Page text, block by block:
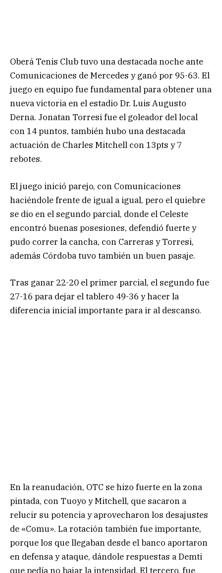
Oberá Tenis Club tuvo una destacada noche ante
Comunicaciones de Mercedes y ganó por 95-63. El
juego en equipo fue fundamental para obtener una
nueva victoria en el estadio Dr. Luis Augusto
Derna. Jonatan Torresi fue el goleador del local
con 14 puntos, también hubo una destacada
actuación de Charles Mitchell con 13pts y 7
rebotes.
El juego inició parejo, con Comunicaciones
haciéndole frente de igual a igual, pero el quiebre
se dio en el segundo parcial, donde el Celeste
encontró buenas posesiones, defendió fuerte y
pudo correr la cancha, con Carreras y Torresi,
además Córdoba tuvo también un buen pasaje.
Tras ganar 22-20 el primer parcial, el segundo fue
27-16 para dejar el tablero 49-36 y hacer la
diferencia inicial importante para ir al descanso.
En la reanudación, OTC se hizo fuerte en la zona
pintada, con Tuoyo y Mitchell, que sacaron a
relucir su potencia y aprovecharon los desajustes
de «Comu». La rotación también fue importante,
porque los que llegaban desde el banco aportaron
en defensa y ataque, dándole respuestas a Demti
que pedía no bajar la intensidad. El tercero, fue